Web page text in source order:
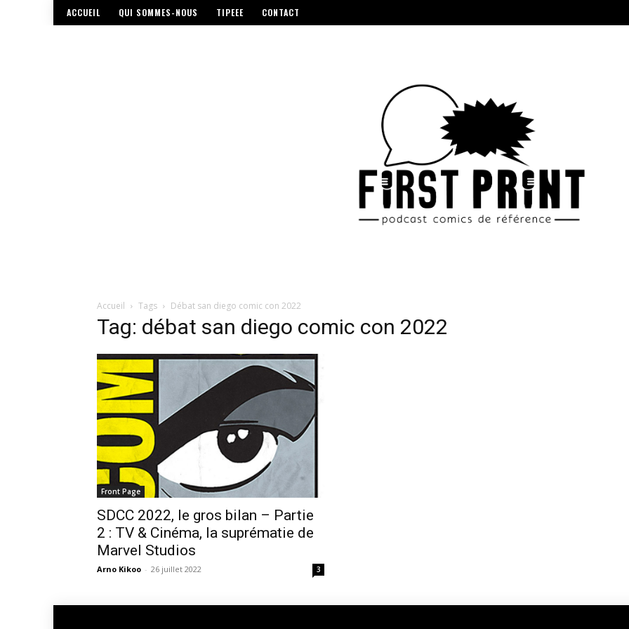
ACCUEIL QUI SOMMES-NOUS TIPEEE CONTACT
Accueil Tags Débat san diego comic con 2022
Tag: débat san diego comic con 2022
Front Page
SDCC 2022, le gros bilan – Partie
2 : TV & Cinéma, la suprématie de
Marvel Studios
Arno Kikoo - 26 juillet 2022 3